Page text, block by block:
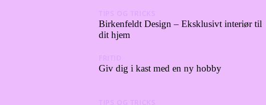
Birkenfeldt Design – Eksklusivt interiør til
dit hjem
Giv dig i kast med en ny hobby